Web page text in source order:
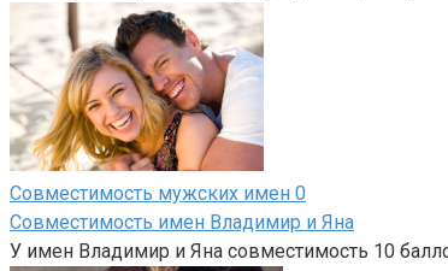
Совместимость мужских имен 0
Совместимость имен Владимир и Яна
У имен Владимир и Яна совместимость 10